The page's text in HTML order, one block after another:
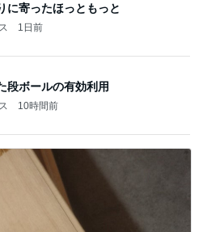
に寄ったほっともっと
1日前
段ボールの有効利用
10時間前